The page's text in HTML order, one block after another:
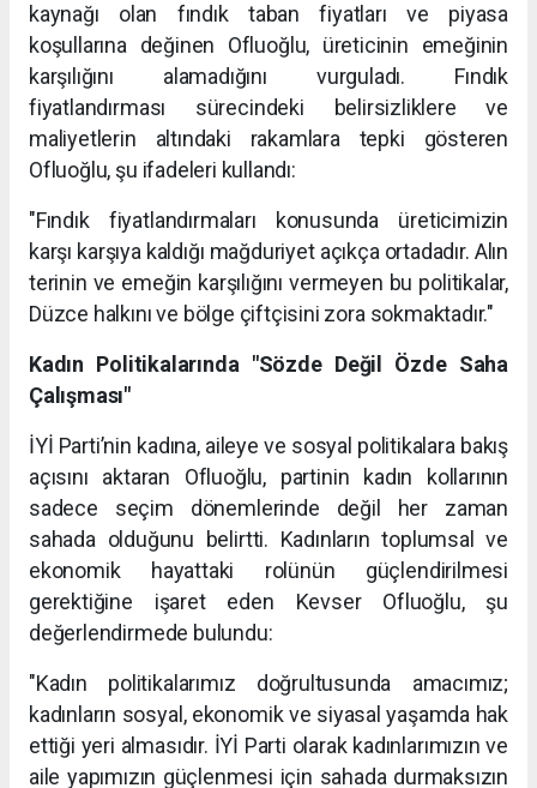
kaynağı olan fındık taban fiyatları ve piyasa
koşullarına değinen Ofluoğlu, üreticinin emeğinin
karşılığını alamadığını vurguladı. Fındık
fiyatlandırması sürecindeki belirsizliklere ve
maliyetlerin altındaki rakamlara tepki gösteren
Ofluoğlu, şu ifadeleri kullandı:
"Fındık fiyatlandırmaları konusunda üreticimizin
karşı karşıya kaldığı mağduriyet açıkça ortadadır. Alın
terinin ve emeğin karşılığını vermeyen bu politikalar,
Düzce halkını ve bölge çiftçisini zora sokmaktadır."
Kadın Politikalarında "Sözde Değil Özde Saha
Çalışması"
İYİ Parti’nin kadına, aileye ve sosyal politikalara bakış
açısını aktaran Ofluoğlu, partinin kadın kollarının
sadece seçim dönemlerinde değil her zaman
sahada olduğunu belirtti. Kadınların toplumsal ve
ekonomik hayattaki rolünün güçlendirilmesi
gerektiğine işaret eden Kevser Ofluoğlu, şu
değerlendirmede bulundu:
"Kadın politikalarımız doğrultusunda amacımız;
kadınların sosyal, ekonomik ve siyasal yaşamda hak
ettiği yeri almasıdır. İYİ Parti olarak kadınlarımızın ve
aile yapımızın güçlenmesi için sahada durmaksızın